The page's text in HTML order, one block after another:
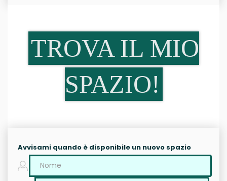
TROVA IL MIO
SPAZIO!
Avvisami quando è disponibile un nuovo spazio